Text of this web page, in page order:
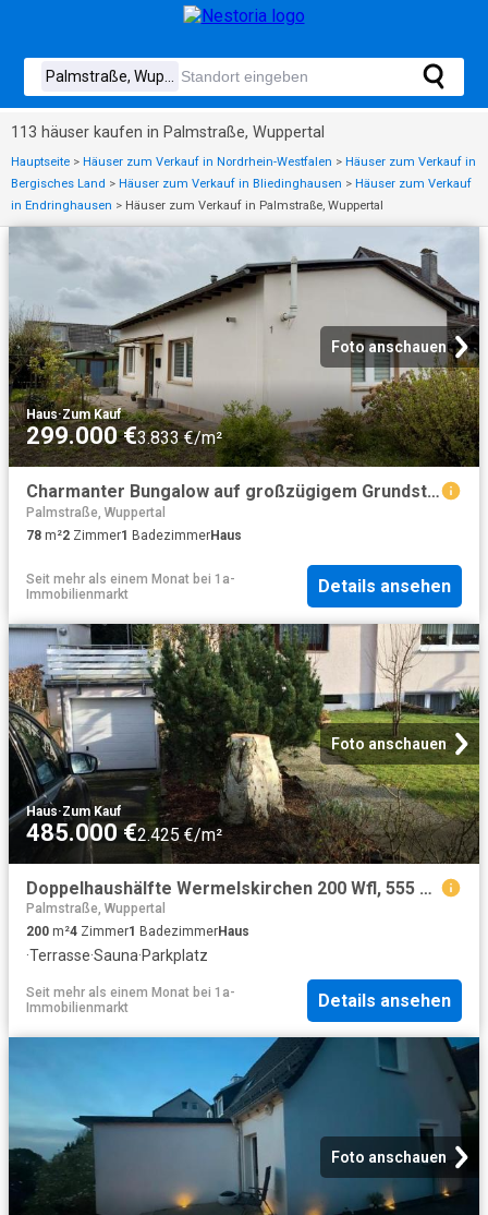
113 häuser kaufen in Palmstraße, Wuppertal
Hauptseite > Häuser zum Verkauf in Nordrhein-Westfalen > Häuser zum Verkauf in
Bergisches Land > Häuser zum Verkauf in Bliedinghausen > Häuser zum Verkauf
in Endringhausen > Häuser zum Verkauf in Palmstraße, Wuppertal
Foto anschauen
Haus·Zum Kauf
299.000 €3.833 €/m²
Charmanter Bungalow auf großzügigem Grundstück
Palmstraße, Wuppertal
78 m²2 Zimmer1 BadezimmerHaus
Seit mehr als einem Monat bei 1a-
Immobilienmarkt
Details ansehen
Foto anschauen
Haus·Zum Kauf
485.000 €2.425 €/m²
Doppelhaushälfte Wermelskirchen 200 Wfl, 555 Grdst Garage Bj1973
Palmstraße, Wuppertal
200 m²4 Zimmer1 BadezimmerHaus
·Terrasse·Sauna·Parkplatz
Seit mehr als einem Monat bei 1a-
Immobilienmarkt
Details ansehen
Foto anschauen